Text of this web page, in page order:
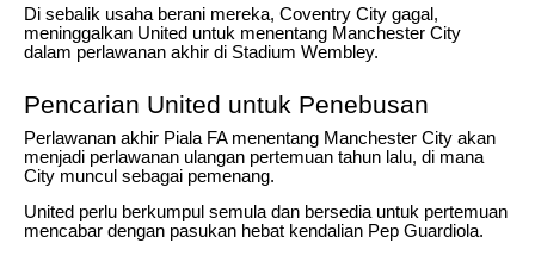
Di sebalik usaha berani mereka, Coventry City gagal,
meninggalkan United untuk menentang Manchester City
dalam perlawanan akhir di Stadium Wembley.
Pencarian United untuk Penebusan
Perlawanan akhir Piala FA menentang Manchester City akan
menjadi perlawanan ulangan pertemuan tahun lalu, di mana
City muncul sebagai pemenang.
United perlu berkumpul semula dan bersedia untuk pertemuan
mencabar dengan pasukan hebat kendalian Pep Guardiola.